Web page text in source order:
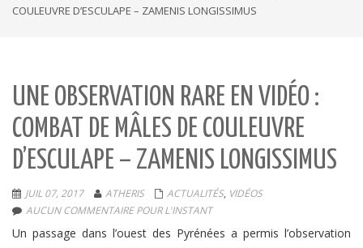
COULEUVRE D’ESCULAPE – ZAMENIS LONGISSIMUS
UNE OBSERVATION RARE EN VIDÉO :
COMBAT DE MÂLES DE COULEUVRE
D’ESCULAPE – ZAMENIS LONGISSIMUS
JUIL 07, 2017 ATHERIS ACTUALITÉS, VIDÉOS
AUCUN COMMENTAIRE POUR L'INSTANT
Un passage dans l’ouest des Pyrénées a permis l’observation